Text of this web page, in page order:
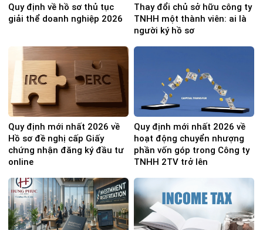
Quy định về hồ sơ thủ tục
giải thể doanh nghiệp 2026
Thay đổi chủ sở hữu công ty
TNHH một thành viên: ai là
người ký hồ sơ
Quy định mới nhất 2026 về
Hồ sơ đề nghị cấp Giấy
chứng nhận đăng ký đầu tư
online
Quy định mới nhất 2026 về
hoạt động chuyển nhượng
phần vốn góp trong Công ty
TNHH 2TV trở lên